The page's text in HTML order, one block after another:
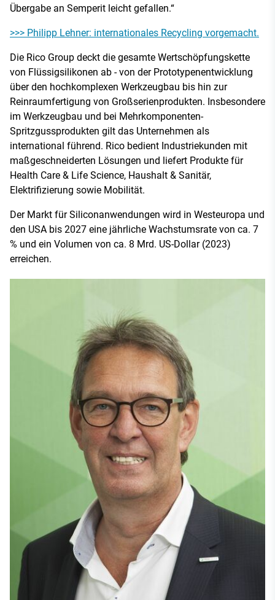
Übergabe an Semperit leicht gefallen.“
>>> Philipp Lehner: internationales Recycling vorgemacht.
Die Rico Group deckt die gesamte Wertschöpfungskette
von Flüssigsilikonen ab - von der Prototypenentwicklung
über den hochkomplexen Werkzeugbau bis hin zur
Reinraumfertigung von Großserienprodukten. Insbesondere
im Werkzeugbau und bei Mehrkomponenten-
Spritzgussprodukten gilt das Unternehmen als
international führend. Rico bedient Industriekunden mit
maßgeschneiderten Lösungen und liefert Produkte für
Health Care & Life Science, Haushalt & Sanitär,
Elektrifizierung sowie Mobilität.
Der Markt für Siliconanwendungen wird in Westeuropa und
den USA bis 2027 eine jährliche Wachstumsrate von ca. 7
% und ein Volumen von ca. 8 Mrd. US-Dollar (2023)
erreichen.